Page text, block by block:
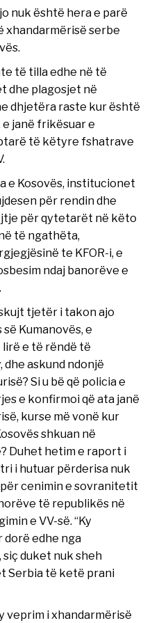
nuk është hera e parë
xhandarmërisë serbe
të tilla edhe në të
dhe plagosjet në
dhjetëra raste kur është
janë frikësuar e
të këtyre fshatrave
e Kosovës, institucionet
për rendin dhe
për qytetarët në këto
të ngathëta,
te KFOR-i, e
ndaj banorëve e
tjetër i takon ajo
Kumanovës, e
e të rëndë të
askund ndonjë
Si u bë që policia e
e konfirmoi që ata janë
kurse më vonë kur
shkuan në
Duhet hetim e raport i
i hutuar përderisa nuk
cenimin e sovranitetit
të republikës në
e VV-së. “Ky
dorë edhe nga
duket nuk sheh
Serbia të ketë prani
veprim i xhandarmërisë